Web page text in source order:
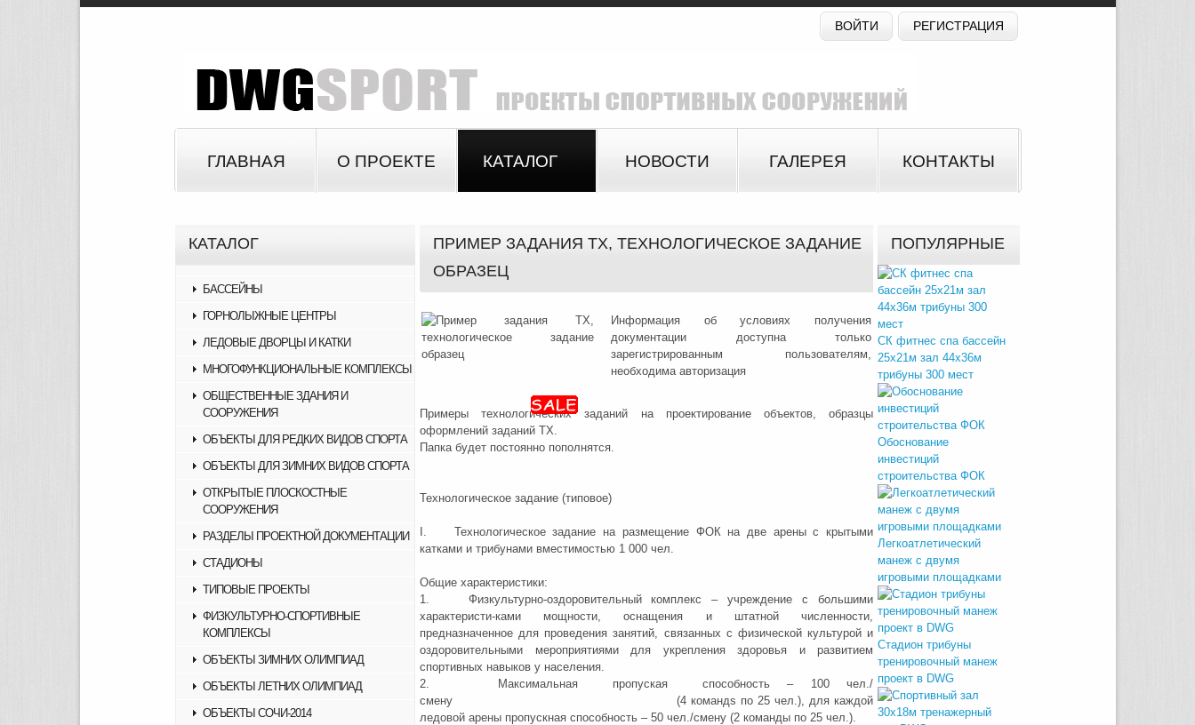
ВОЙТИ РЕГИСТРАЦИЯ
ГЛАВНАЯ О ПРОЕКТЕ КАТАЛОГ НОВОСТИ ГАЛЕРЕЯ КОНТАКТЫ
КАТАЛОГ
БАССЕЙНЫ
ГОРНОЛЫЖНЫЕ ЦЕНТРЫ
ЛЕДОВЫЕ ДВОРЦЫ И КАТКИ
МНОГОФУНКЦИОНАЛЬНЫЕ КОМПЛЕКСЫ
ОБЩЕСТВЕННЫЕ ЗДАНИЯ И
СООРУЖЕНИЯ
ОБЪЕКТЫ ДЛЯ РЕДКИХ ВИДОВ СПОРТА
ОБЪЕКТЫ ДЛЯ ЗИМНИХ ВИДОВ СПОРТА
ОТКРЫТЫЕ ПЛОСКОСТНЫЕ
СООРУЖЕНИЯ
РАЗДЕЛЫ ПРОЕКТНОЙ ДОКУМЕНТАЦИИ
СТАДИОНЫ
ТИПОВЫЕ ПРОЕКТЫ
ФИЗКУЛЬТУРНО-СПОРТИВНЫЕ
КОМПЛЕКСЫ
ОБЪЕКТЫ ЗИМНИХ ОЛИМПИАД
ОБЪЕКТЫ ЛЕТНИХ ОЛИМПИАД
ОБЪЕКТЫ СОЧИ-2014
ПРИМЕР ЗАДАНИЯ ТХ, ТЕХНОЛОГИЧЕСКОЕ ЗАДАНИЕ
ОБРАЗЕЦ
Информация об условиях получения
документации доступна только
зарегистрированным пользователям,
необходима авторизация
Примеры технологических заданий на проектирование объектов, образцы
оформлений заданий ТХ.
Папка будет постоянно пополнятся.
Технологическое задание (типовое)
I. Технологическое задание на размещение ФОК на две арены с крытыми
катками и трибунами вместимостью 1 000 чел.
Общие характеристики:
1. Физкультурно-оздоровительный комплекс – учреждение с большими
характеристи-ками мощности, оснащения и штатной численности,
предназначенное для проведения занятий, связанных с физической культурой и
оздоровительными мероприятиями для укрепления здоровья и развитием
спортивных навыков у населения.
2. Максимальная пропуская способность – 100 чел./
смену (4 командs по 25 чел.), для каждой
ледовой арены пропускная способность – 50 чел./смену (2 команды по 25 чел.).
ПОПУЛЯРНЫЕ
СК фитнес спа бассейн
25х21м зал 44х36м
трибуны 300 мест
Обоснование
инвестиций
строительства ФОК
Легкоатлетический
манеж с двумя
игровыми площадками
Стадион трибуны
тренировочный манеж
проект в DWG